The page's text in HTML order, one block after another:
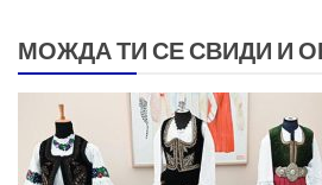
МОЖДА ТИ СЕ СВИДИ И